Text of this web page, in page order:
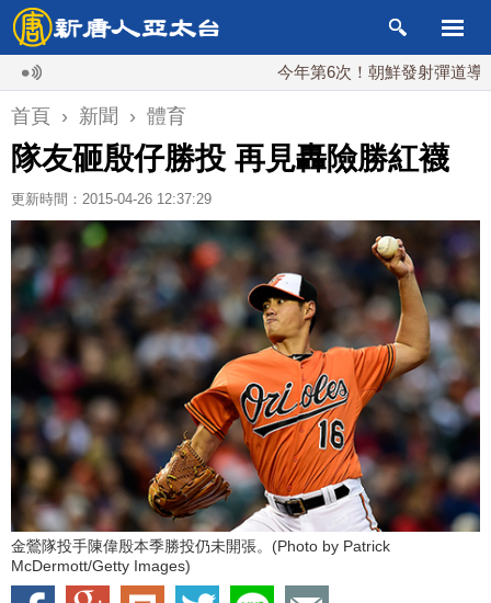
今年第6次！朝鮮發射彈道導彈 落日
首頁 › 新聞 › 體育
隊友砸殷仔勝投 再見轟險勝紅襪
更新時間：2015-04-26 12:37:29
金鶯隊投手陳偉殷本季勝投仍未開張。(Photo by Patrick
McDermott/Getty Images)